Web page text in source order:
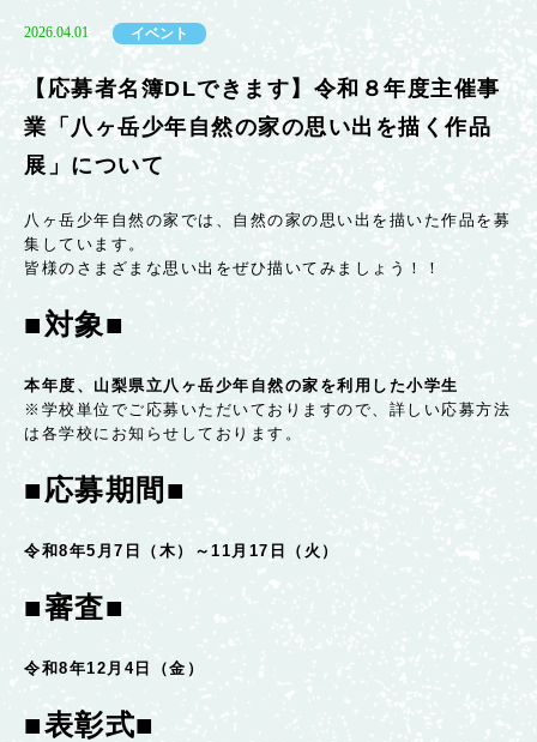
2026.04.01 イベント
【応募者名簿DLできます】令和８年度主催事
業「八ヶ岳少年自然の家の思い出を描く作品
展」について
八ヶ岳少年自然の家では、自然の家の思い出を描いた作品を募
集しています。
皆様のさまざまな思い出をぜひ描いてみましょう！！
■対象■
本年度、山梨県立八ヶ岳少年自然の家を利用した小学生
※学校単位でご応募いただいておりますので、詳しい応募方法
は各学校にお知らせしております。
■応募期間■
令和8年5月7日（木）～11月17日（火）
■審査■
令和8年12月4日（金）
■表彰式■